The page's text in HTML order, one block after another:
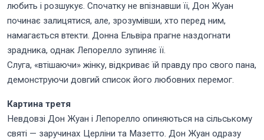
любить і розшукує. Спочатку не впізнавши її, Дон Жуан
починає залицятися, але, зрозумівши, хто перед ним,
намагається втекти. Донна Ельвіра прагне наздогнати
зрадника, однак Лепорелло зупиняє її.
Слуга, «втішаючи» жінку, відкриває їй правду про свого пана,
демонструючи довгий список його любовних перемог.
Картина третя
Невдовзі Дон Жуан і Лепорелло опиняються на сільському
святі — заручинах Церліни та Мазетто. Дон Жуан одразу